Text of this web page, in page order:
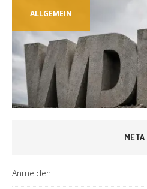
ALLGEMEIN
META
Anmelden